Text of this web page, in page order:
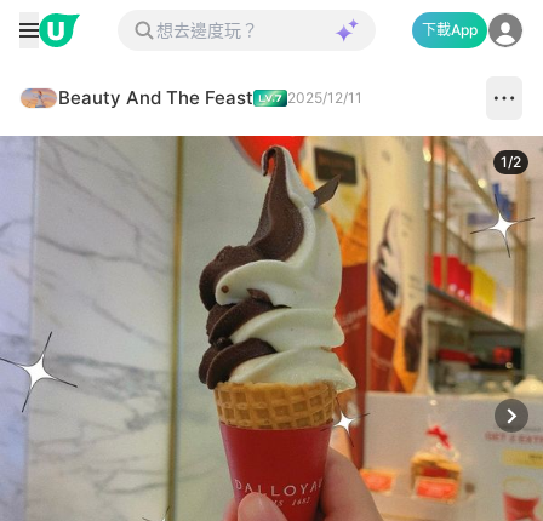
下載App
Beauty And The Feast 2025/12/11
1/2